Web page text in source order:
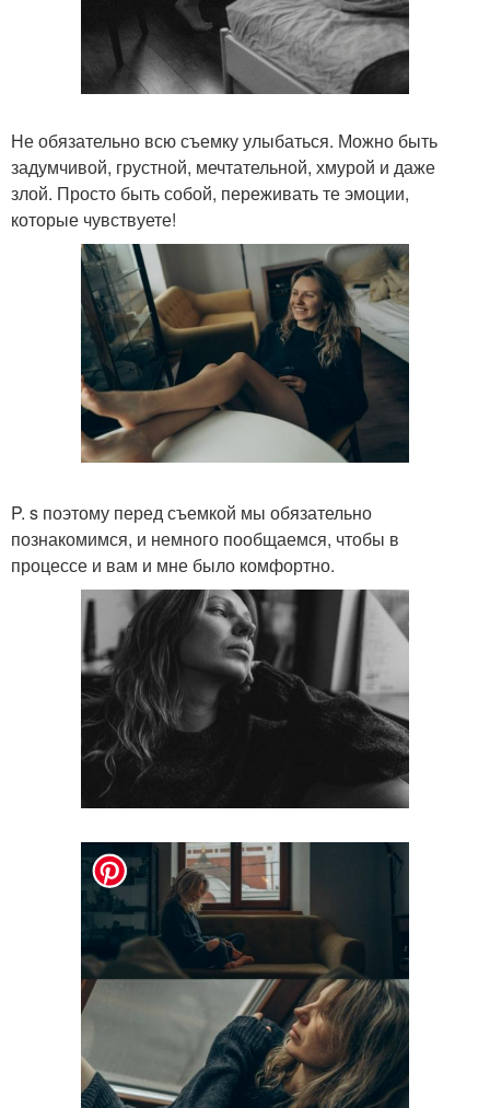
Не обязательно всю съемку улыбаться. Можно быть
задумчивой, грустной, мечтательной, хмурой и даже
злой. Просто быть собой, переживать те эмоции,
которые чувствуете!
P. s поэтому перед съемкой мы обязательно
познакомимся, и немного пообщаемся, чтобы в
процессе и вам и мне было комфортно.